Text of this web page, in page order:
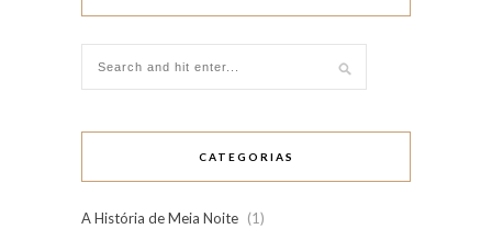
CATEGORIAS
A História de Meia Noite (1)